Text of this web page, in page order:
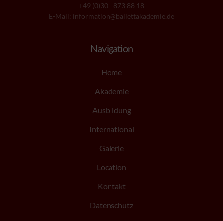
+49 (0)30 - 873 88 18
E-Mail: information@ballettakademie.de
Navigation
Home
Akademie
Ausbildung
International
Galerie
Location
Kontakt
Datenschutz